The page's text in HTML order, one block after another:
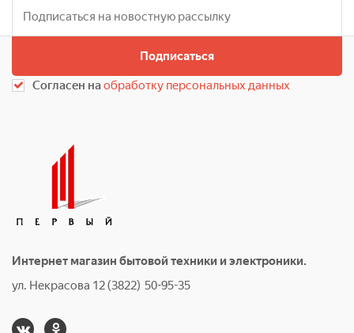
Подписаться
Согласен наобработку персональных данных
Интернет магазин бытовой техники и электроники.
ул. Некрасова 12 (3822) 50-95-35